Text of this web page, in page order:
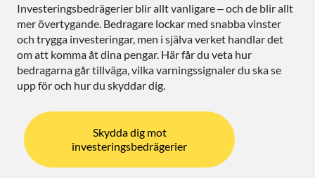
Investeringsbedrägerier blir allt vanligare – och de blir allt
mer övertygande. Bedragare lockar med snabba vinster
och trygga investeringar, men i själva verket handlar det
om att komma åt dina pengar. Här får du veta hur
bedragarna går tillväga, vilka varningssignaler du ska se
upp för och hur du skyddar dig.
Skydda dig mot
investeringsbedrägerier